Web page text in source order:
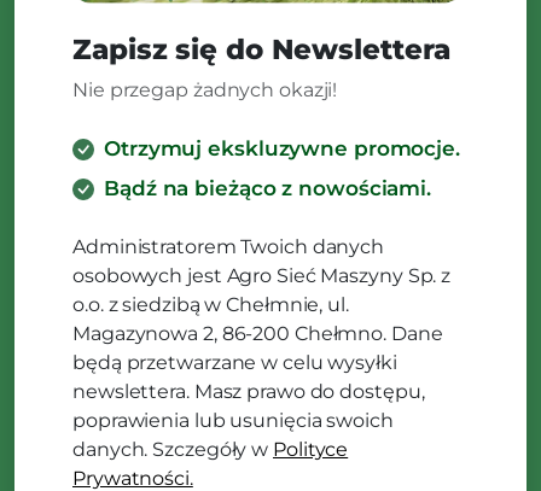
Zapisz się do Newslettera
Nie przegap żadnych okazji!
Otrzymuj ekskluzywne promocje.
Bądź na bieżąco z nowościami.
Administratorem Twoich danych
osobowych jest Agro Sieć Maszyny Sp. z
o.o. z siedzibą w Chełmnie, ul.
Magazynowa 2, 86-200 Chełmno. Dane
będą przetwarzane w celu wysyłki
newslettera. Masz prawo do dostępu,
poprawienia lub usunięcia swoich
danych. Szczegóły w Polityce
Prywatności.